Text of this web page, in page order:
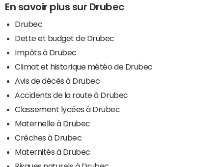
En savoir plus sur Drubec
Drubec
Dette et budget de Drubec
Impôts à Drubec
Climat et historique météo de Drubec
Avis de décès à Drubec
Accidents de la route à Drubec
Classement lycées à Drubec
Maternelle à Drubec
Crèches à Drubec
Maternités à Drubec